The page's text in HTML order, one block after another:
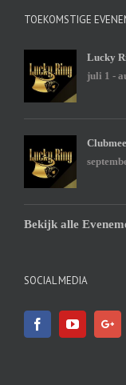
TOEKOMSTIGE
Lucky
juli 1 -
Bekijk alle
SOCIAL MEDIA